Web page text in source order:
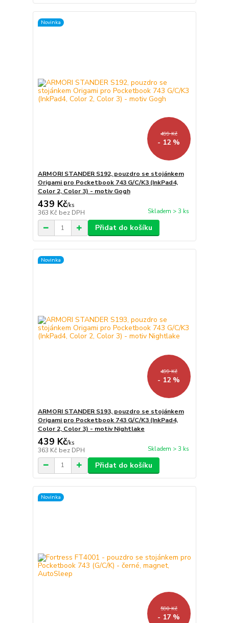
Novinka
499 Kč
- 12 %
ARMORI STANDER S192, pouzdro se stojánkem
Origami pro Pocketbook 743 G/C/K3 (InkPad4,
Color 2, Color 3) - motiv Gogh
439 Kč/ks
363 Kč bez DPH Skladem > 3 ks
Přidat do košíku
Novinka
499 Kč
- 12 %
ARMORI STANDER S193, pouzdro se stojánkem
Origami pro Pocketbook 743 G/C/K3 (InkPad4,
Color 2, Color 3) - motiv Nightlake
439 Kč/ks
363 Kč bez DPH Skladem > 3 ks
Přidat do košíku
Novinka
590 Kč
- 17 %